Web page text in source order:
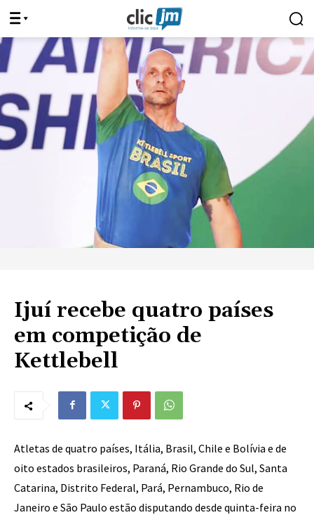
Ijuí recebe quatro países
em competição de
Kettlebell
Atletas de quatro países, Itália, Brasil, Chile e Bolívia e de
oito estados brasileiros, Paraná, Rio Grande do Sul, Santa
Catarina, Distrito Federal, Pará, Pernambuco, Rio de
Janeiro e São Paulo estão disputando desde quinta-feira no